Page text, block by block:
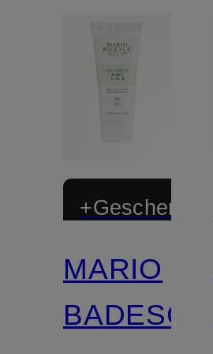
+Geschenk
MARIO
BADESCU